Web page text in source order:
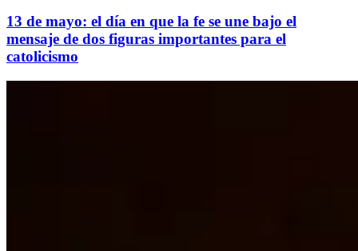
13 de mayo: el día en que la fe se une bajo el
mensaje de dos figuras importantes para el
catolicismo